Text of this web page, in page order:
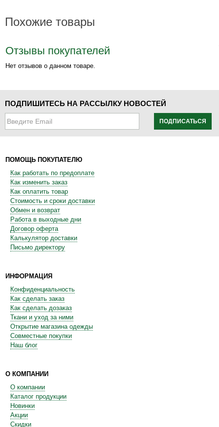
Похожие товары
Отзывы покупателей
Нет отзывов о данном товаре.
ПОДПИШИТЕСЬ НА РАССЫЛКУ НОВОСТЕЙ
ПОДПИСАТЬСЯ
ПОМОЩЬ ПОКУПАТЕЛЮ
Как работать по предоплате
Как изменить заказ
Как оплатить товар
Стоимость и сроки доставки
Обмен и возврат
Работа в выходные дни
Договор оферта
Калькулятор доставки
Письмо директору
ИНФОРМАЦИЯ
Конфиденциальность
Как сделать заказ
Как сделать дозаказ
Ткани и уход за ними
Открытие магазина одежды
Совместные покупки
Наш блог
О КОМПАНИИ
О компании
Каталог продукции
Новинки
Акции
Скидки